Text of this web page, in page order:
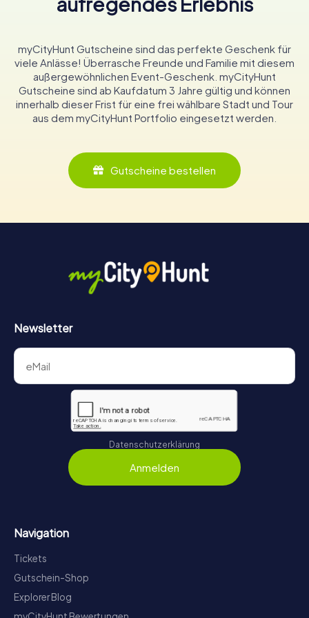
myCityHunt Gutscheine sind das perfekte Geschenk für
viele Anlässe! Überrasche Freunde und Familie mit diesem
außergewöhnlichen Event-Geschenk. myCityHunt
Gutscheine sind ab Kaufdatum 3 Jahre gültig und können
innerhalb dieser Frist für eine frei wählbare Stadt und Tour
aus dem myCityHunt Portfolio eingesetzt werden.
Gutscheine bestellen
Newsletter
Datenschutzerklärung
Anmelden
Navigation
Tickets
Gutschein-Shop
Explorer Blog